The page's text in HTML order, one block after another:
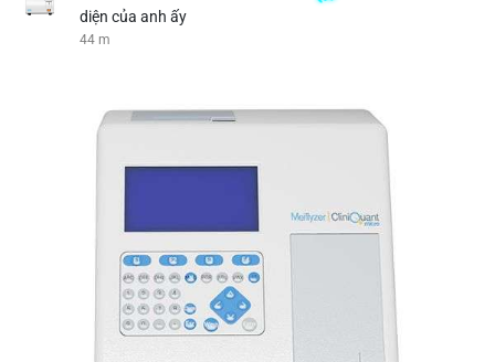
diện của anh ấy
44 m